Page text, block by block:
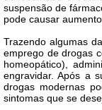
suspensão de
pode causar
Trazendo algumas
emprego de drogas
homeopático),
engravidar. Após a
drogas modernas
sintomas que se